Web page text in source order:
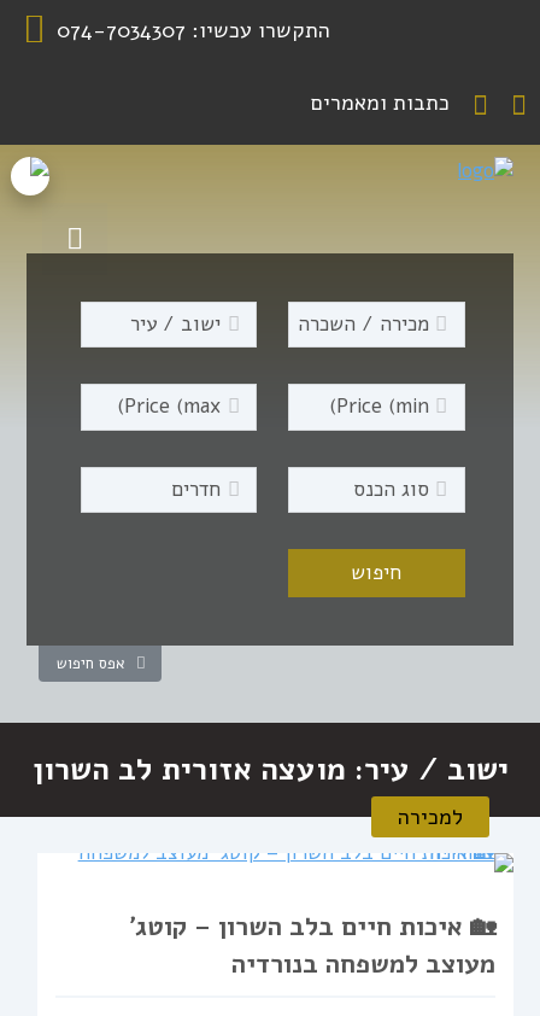
התקשרו עכשיו: 074-7034307
כתבות ומאמרים
אפס חיפוש
ישוב / עיר: מועצה אזורית לב השרון
למכירה
🏡 איכות חיים בלב השרון – קוטג׳
מעוצב למשפחה בנורדיה